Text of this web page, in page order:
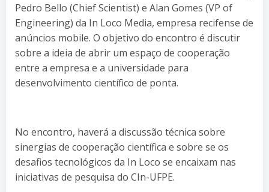
​Pedro Bello (Chief Scientist) e Alan Gomes (VP of
Engineering) da In Loco Media, empresa recifense de
anúncios mobile. O objetivo do encontro é discutir
sobre a ideia de abrir um espaço de cooperação
entre a empresa e a universidade para
desenvolvimento científico de ponta.
No encontro, haverá a discussão técnica sobre
sinergias de cooperação científica e sobre se os
desafios tecnológicos da In Loco se encaixam nas
iniciativas de pesquisa do CIn-UFPE.